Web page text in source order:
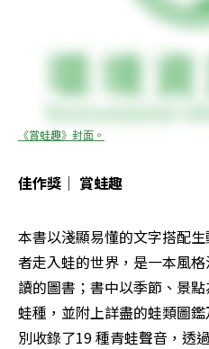
《賞蛙趣》封面。
佳作獎│ 賞蛙趣
本書以淺顯易懂的文字搭配
者走入蛙的世界，是一本風
讀的圖書；書中以季節、景
蛙種，並附上詳盡的蛙類圖
別收錄了19 種青蛙聲音，透